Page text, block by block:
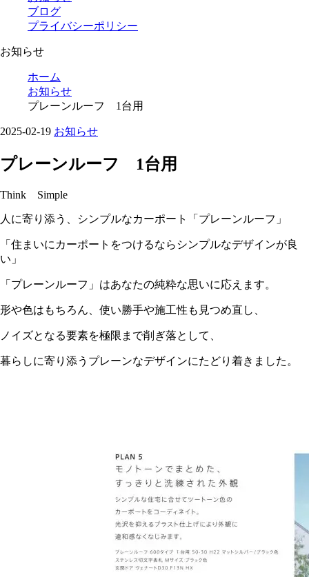
ブログ
プライバシーポリシー
お知らせ
ホーム
お知らせ
プレーンルーフ 1台用
2025-02-19 お知らせ
プレーンルーフ 1台用
Think Simple
人に寄り添う、シンプルなカーポート「プレーンルーフ」
「住まいにカーポートをつけるならシンプルなデザインが良
い」
「プレーンルーフ」はあなたの純粋な思いに応えます。
形や色はもちろん、使い勝手や施工性も見つめ直し、
ノイズとなる要素を極限まで削ぎ落として、
暮らしに寄り添うプレーンなデザインにたどり着きました。